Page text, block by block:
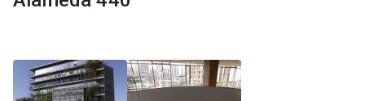
Reglamento de Magíster, Pontificia Universidad
Universidad Católica de Chile
Reglamento de Magíster, Pontificia Universidad